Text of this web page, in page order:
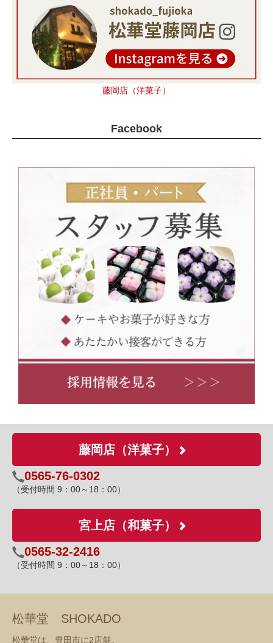
藤岡店（洋菓子）
Facebook
藤岡店（洋菓子）
0565-76-0302
（受付時間 9：00～18：00）
宮上店（和菓子）
0565-32-2416
（受付時間 9：00～18：00）
松華堂 SHOKADO
松華堂は、豊田市に2店舗。